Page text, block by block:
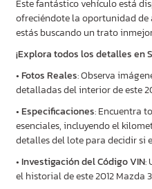
Este fantástico vehículo está
ofreciéndote la oportunidad
estás buscando un trato
¡Explora todos los detalles en
•Fotos Reales: Observa
detalladas del interior de este
•Especificaciones: Encuentra
esenciales, incluyendo el
detalles del lote para decidir si
•Investigación del Código VIN:
el historial de este 2012 Mazda